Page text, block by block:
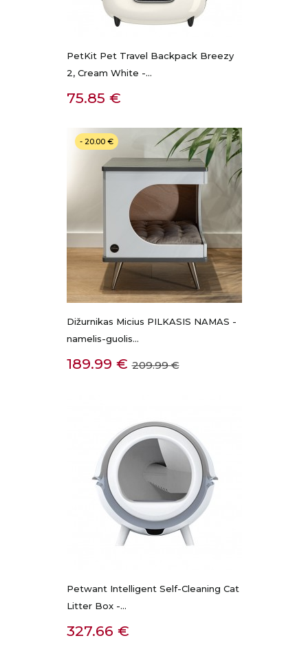
PetKit Pet Travel Backpack Breezy
2, Cream White -...
Kaina
75.85 €
Dižurnikas Micius PILKASIS NAMAS -
namelis-guolis...
Kaina
189.99 € Bazinė
209.99 €
- 20.00 €
Petwant Intelligent Self-Cleaning Cat
Litter Box -...
Kaina
327.66 €